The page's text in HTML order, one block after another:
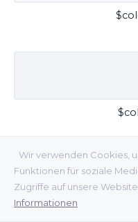
Wir verwenden Cookies,
Funktionen für soziale
Zugriffe auf unsere Website
Informationen